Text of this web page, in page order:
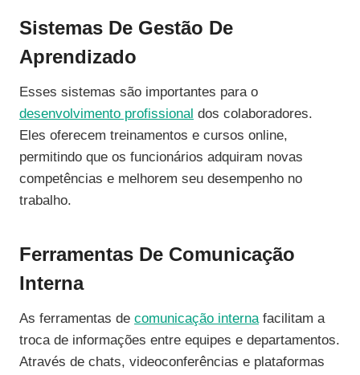
Sistemas De Gestão De
Aprendizado
Esses sistemas são importantes para o
desenvolvimento profissional dos colaboradores.
Eles oferecem treinamentos e cursos online,
permitindo que os funcionários adquiram novas
competências e melhorem seu desempenho no
trabalho.
Ferramentas De Comunicação
Interna
As ferramentas de comunicação internafacilitam a
troca de informações entre equipes e departamentos.
Através de chats, videoconferências e plataformas